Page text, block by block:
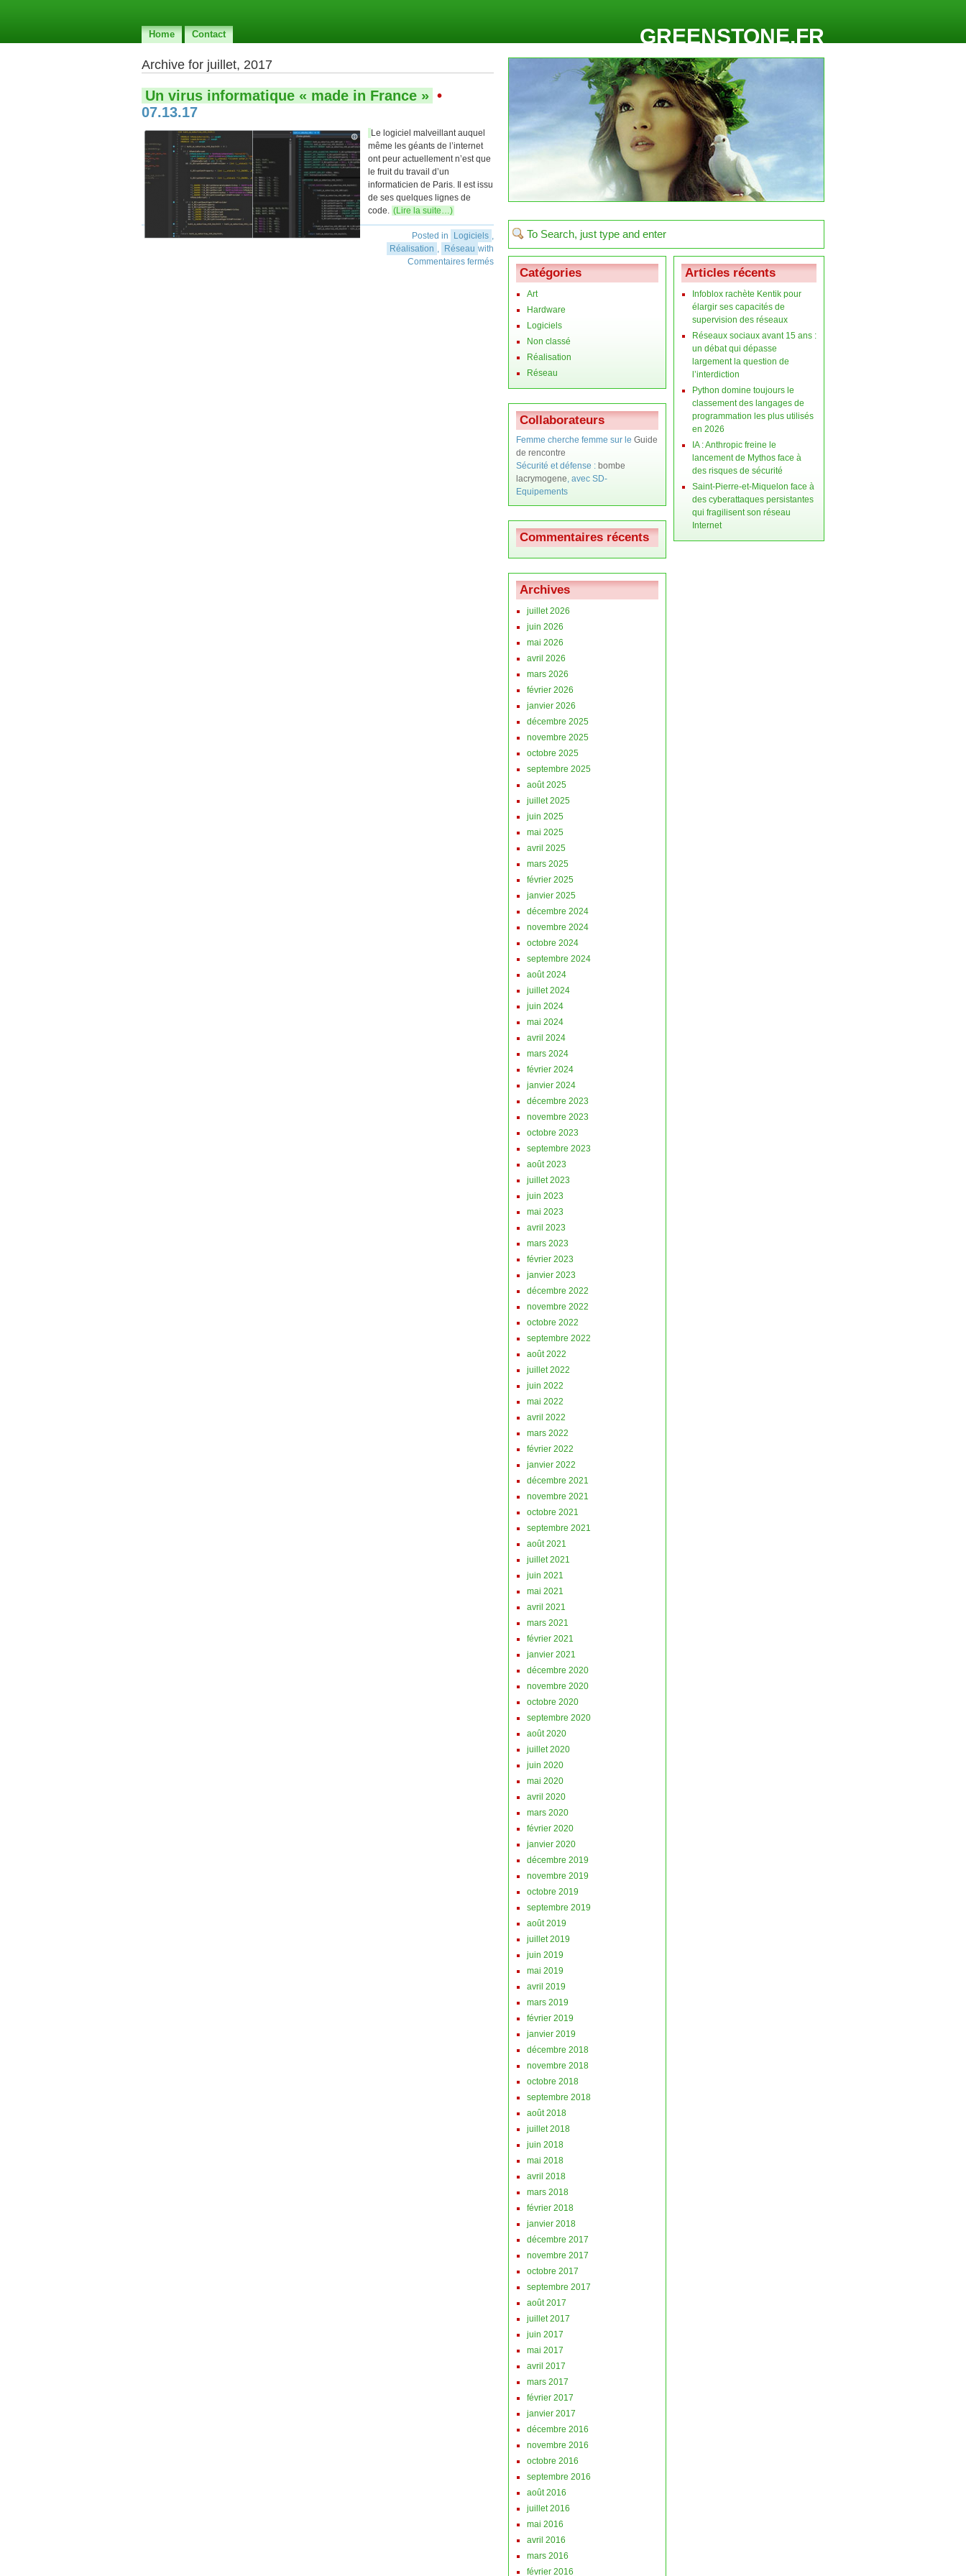
GREENSTONE.FR
Home Contact
Archive for juillet, 2017
Un virus informatique « made in France » •
07.13.17
Le logiciel malveillant auquel
même les géants de l’internet
ont peur actuellement n’est que
le fruit du travail d’un
informaticien de Paris. Il est issu
de ses quelques lignes de
code. (Lire la suite…)
Posted in Logiciels ,
Réalisation , Réseau with
Commentaires fermés
Catégories
Art
Hardware
Logiciels
Non classé
Réalisation
Réseau
Collaborateurs
Femme cherche femme sur le Guide
de rencontre
Sécurité et défense : bombe
lacrymogene, avec SD-
Equipements
Commentaires récents
Archives
juillet 2026
juin 2026
mai 2026
avril 2026
mars 2026
février 2026
janvier 2026
décembre 2025
novembre 2025
octobre 2025
septembre 2025
août 2025
juillet 2025
juin 2025
mai 2025
avril 2025
mars 2025
février 2025
janvier 2025
décembre 2024
novembre 2024
octobre 2024
septembre 2024
août 2024
juillet 2024
juin 2024
mai 2024
avril 2024
mars 2024
février 2024
janvier 2024
décembre 2023
novembre 2023
octobre 2023
septembre 2023
août 2023
juillet 2023
juin 2023
mai 2023
avril 2023
mars 2023
février 2023
janvier 2023
décembre 2022
novembre 2022
octobre 2022
septembre 2022
août 2022
juillet 2022
juin 2022
mai 2022
avril 2022
mars 2022
février 2022
janvier 2022
décembre 2021
novembre 2021
octobre 2021
septembre 2021
août 2021
juillet 2021
juin 2021
mai 2021
avril 2021
mars 2021
février 2021
janvier 2021
décembre 2020
novembre 2020
octobre 2020
septembre 2020
août 2020
juillet 2020
juin 2020
mai 2020
avril 2020
mars 2020
février 2020
janvier 2020
décembre 2019
novembre 2019
octobre 2019
septembre 2019
août 2019
juillet 2019
juin 2019
mai 2019
avril 2019
mars 2019
février 2019
janvier 2019
décembre 2018
novembre 2018
octobre 2018
septembre 2018
août 2018
juillet 2018
juin 2018
mai 2018
avril 2018
mars 2018
février 2018
janvier 2018
décembre 2017
novembre 2017
octobre 2017
septembre 2017
août 2017
juillet 2017
juin 2017
mai 2017
avril 2017
mars 2017
février 2017
janvier 2017
décembre 2016
novembre 2016
octobre 2016
septembre 2016
août 2016
juillet 2016
mai 2016
avril 2016
mars 2016
février 2016
Articles récents
Infoblox rachète Kentik pour
élargir ses capacités de
supervision des réseaux
Réseaux sociaux avant 15 ans :
un débat qui dépasse
largement la question de
l’interdiction
Python domine toujours le
classement des langages de
programmation les plus utilisés
en 2026
IA : Anthropic freine le
lancement de Mythos face à
des risques de sécurité
Saint-Pierre-et-Miquelon face à
des cyberattaques persistantes
qui fragilisent son réseau
Internet